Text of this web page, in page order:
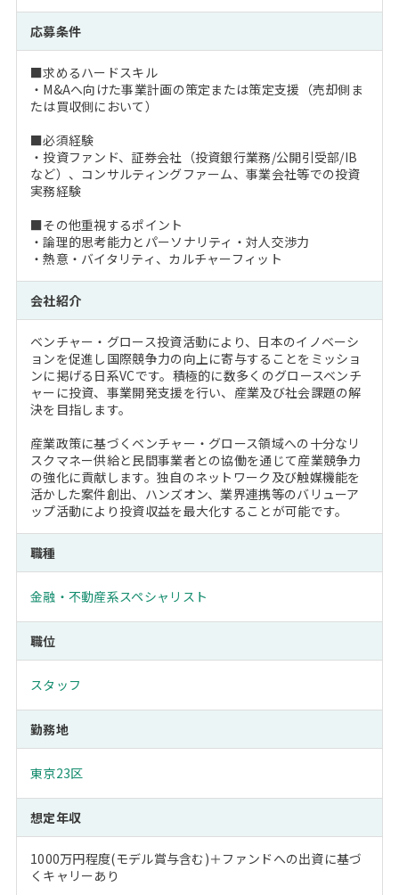
応募条件
■求めるハードスキル
・M&Aへ向けた事業計画の策定または策定支援（売却側ま
たは買収側において）
■必須経験
・投資ファンド、証券会社（投資銀行業務/公開引受部/IB
など）、コンサルティングファーム、事業会社等での投資
実務経験
■その他重視するポイント
・論理的思考能力とパーソナリティ・対人交渉力
・熱意・バイタリティ、カルチャーフィット
会社紹介
ベンチャー・グロース投資活動により、日本のイノベーシ
ョンを促進し国際競争力の向上に寄与することをミッショ
ンに掲げる日系VCです。積極的に数多くのグロースベンチ
ャーに投資、事業開発支援を行い、産業及び社会課題の解
決を目指します。
産業政策に基づくベンチャー・グロース領域への十分なリ
スクマネー供給と民間事業者との協働を通じて産業競争力
の強化に貢献します。独自のネットワーク及び触媒機能を
活かした案件創出、ハンズオン、業界連携等のバリューア
ップ活動により投資収益を最大化することが可能です。
職種
金融・不動産系スペシャリスト
職位
スタッフ
勤務地
東京23区
想定年収
1000万円程度(モデル賞与含む)＋ファンドへの出資に基づ
くキャリーあり